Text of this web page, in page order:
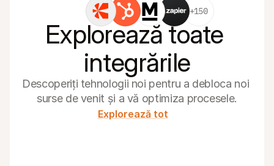
+150
Explorează toate
integrările
Descoperiți tehnologii noi pentru a debloca noi
surse de venit și a vă optimiza procesele.
Explorează tot